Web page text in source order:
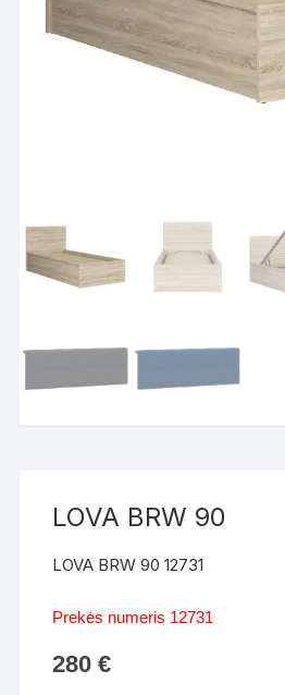
LOVA BRW 90
LOVA BRW 90 12731
Prekės numeris 12731
280€